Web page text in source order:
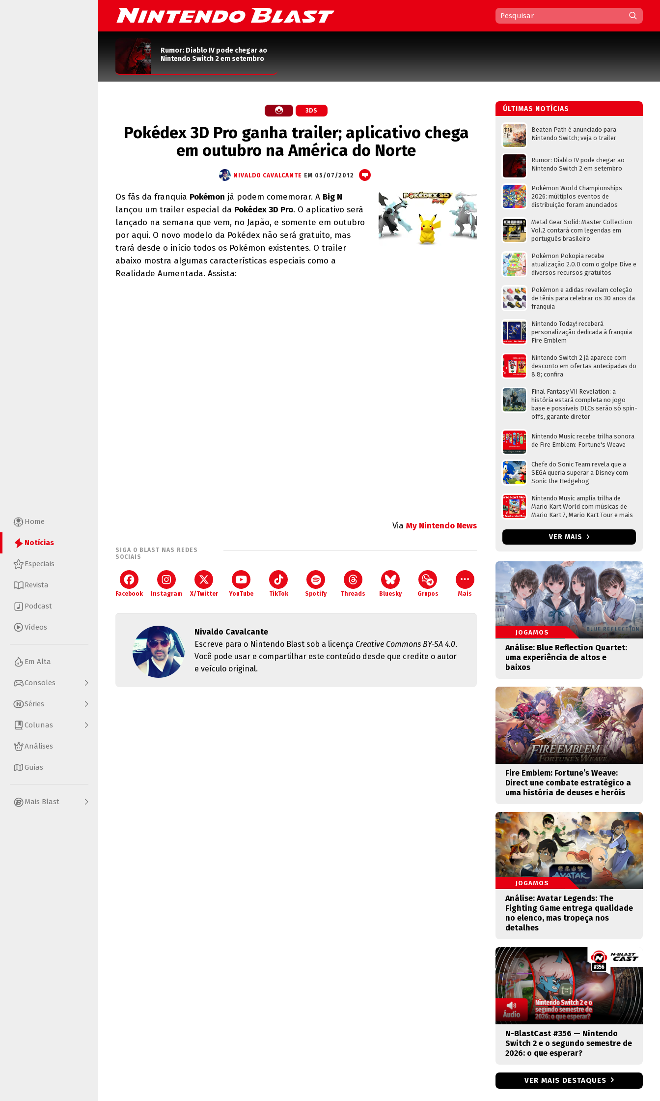
Home
Notícias
Especiais
Revista
Podcast
Vídeos
Em Alta
Consoles
Séries
Colunas
Análises
Guias
Mais Blast
Rumor: Diablo IV pode chegar ao
Nintendo Switch 2 em setembro
3DS
Pokédex 3D Pro ganha trailer; aplicativo chega
em outubro na América do Norte
NIVALDO CAVALCANTE EM 05/07/2012
Os fãs da franquia Pokémon já podem comemorar. A Big N
lançou um trailer especial da Pokédex 3D Pro. O aplicativo será
lançado na semana que vem, no Japão, e somente em outubro
por aqui. O novo modelo da Pokédex não será gratuito, mas
trará desde o início todos os Pokémon existentes. O trailer
abaixo mostra algumas características especiais como a
Realidade Aumentada. Assista:
Via My Nintendo News
SIGA O BLAST NAS REDES
SOCIAIS
Facebook Instagram X/Twitter YouTube TikTok Spotify Threads Bluesky Grupos Mais
Nivaldo Cavalcante
Escreve para o Nintendo Blast sob a licença Creative Commons BY-SA 4.0.
Você pode usar e compartilhar este conteúdo desde que credite o autor
e veículo original.
ÚLTIMAS NOTÍCIAS
Beaten Path é anunciado para
Nintendo Switch; veja o trailer
Rumor: Diablo IV pode chegar ao
Nintendo Switch 2 em setembro
Pokémon World Championships
2026: múltiplos eventos de
distribuição foram anunciados
Metal Gear Solid: Master Collection
Vol.2 contará com legendas em
português brasileiro
Pokémon Pokopia recebe
atualização 2.0.0 com o golpe Dive e
diversos recursos gratuitos
Pokémon e adidas revelam coleção
de tênis para celebrar os 30 anos da
franquia
Nintendo Today! receberá
personalização dedicada à franquia
Fire Emblem
Nintendo Switch 2 já aparece com
desconto em ofertas antecipadas do
8.8; confira
Final Fantasy VII Revelation: a
história estará completa no jogo
base e possíveis DLCs serão só spin-
offs, garante diretor
Nintendo Music recebe trilha sonora
de Fire Emblem: Fortune's Weave
Chefe do Sonic Team revela que a
SEGA queria superar a Disney com
Sonic the Hedgehog
Nintendo Music amplia trilha de
Mario Kart World com músicas de
Mario Kart 7, Mario Kart Tour e mais
VER MAIS
JOGAMOS
Análise: Blue Reflection Quartet:
uma experiência de altos e
baixos
Fire Emblem: Fortune’s Weave:
Direct une combate estratégico a
uma história de deuses e heróis
JOGAMOS
Análise: Avatar Legends: The
Fighting Game entrega qualidade
no elenco, mas tropeça nos
detalhes
N-BlastCast #356 — Nintendo
Switch 2 e o segundo semestre de
2026: o que esperar?
VER MAIS DESTAQUES